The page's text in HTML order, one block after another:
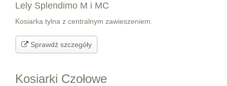
Lely Splendimo M i MC
Kosiarka tylna z centralnym zawieszeniem.
Sprawdź szczegóły
Kosiarki Czołowe